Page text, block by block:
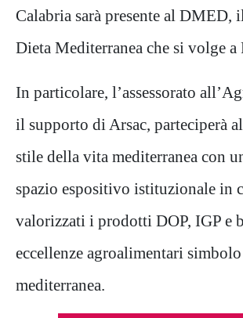
Calabria sarà presente al DMED,
Dieta Mediterranea che si volge a
In particolare, l’assessorato
il supporto di Arsac, parteciperà
stile della vita mediterranea con
spazio espositivo istituzionale in
valorizzati i prodotti DOP, IGP e
eccellenze agroalimentari
mediterranea.